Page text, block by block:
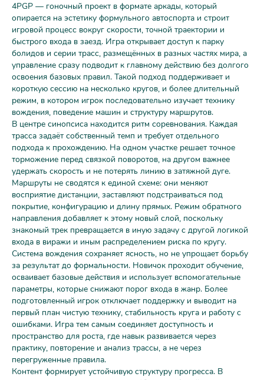
4PGP — гоночный проект в формате аркады, который
опирается на эстетику формульного автоспорта и строит
игровой процесс вокруг скорости, точной траектории и
быстрого входа в заезд. Игра открывает доступ к парку
болидов и серии трасс, размещённых в разных частях мира, а
управление сразу подводит к главному действию без долгого
освоения базовых правил. Такой подход поддерживает и
короткую сессию на несколько кругов, и более длительный
режим, в котором игрок последовательно изучает технику
вождения, поведение машин и структуру маршрутов.
В центре синопсиса находится ритм соревнования. Каждая
трасса задаёт собственный темп и требует отдельного
подхода к прохождению. На одном участке решает точное
торможение перед связкой поворотов, на другом важнее
удержать скорость и не потерять линию в затяжной дуге.
Маршруты не сводятся к единой схеме: они меняют
восприятие дистанции, заставляют подстраиваться под
покрытие, конфигурацию и длину прямых. Режим обратного
направления добавляет к этому новый слой, поскольку
знакомый трек превращается в иную задачу с другой логикой
входа в виражи и иным распределением риска по кругу.
Система вождения сохраняет ясность, но не упрощает борьбу
за результат до формальности. Новичок проходит обучение,
осваивает базовые действия и использует вспомогательные
параметры, которые снижают порог входа в жанр. Более
подготовленный игрок отключает поддержку и выводит на
первый план чистую технику, стабильность круга и работу с
ошибками. Игра тем самым соединяет доступность и
пространство для роста, где навык развивается через
практику, повторение и анализ трассы, а не через
перегруженные правила.
Контент формирует устойчивую структуру прогресса. В